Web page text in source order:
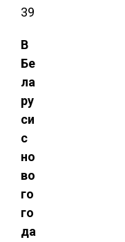
39
В
Бе
ла
ру
си
с
но
во
го
го
да